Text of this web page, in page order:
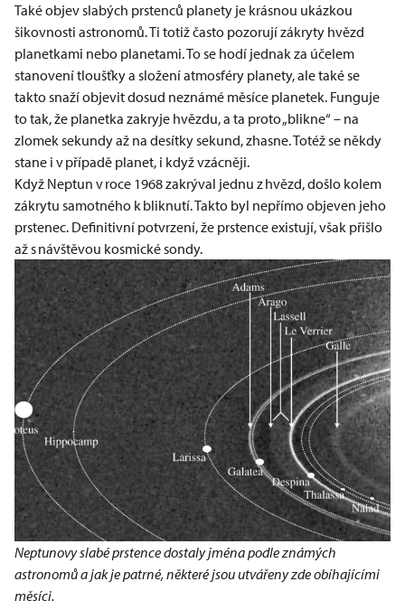
Také objev slabých prstenců planety je krásnou ukázkou
šikovnosti astronomů. Ti totiž často pozorují zákryty hvězd
planetkami nebo planetami. To se hodí jednak za účelem
stanovení tloušťky a složení atmosféry planety, ale také se
takto snaží objevit dosud neznámé měsíce planetek. Funguje
to tak, že planetka zakryje hvězdu, a ta proto „blikne“ – na
zlomek sekundy až na desítky sekund, zhasne. Totéž se někdy
stane i v případě planet, i když vzácněji.
Když Neptun v roce 1968 zakrýval jednu z hvězd, došlo kolem
zákrytu samotného k bliknutí. Takto byl nepřímo objeven jeho
prstenec. Definitivní potvrzení, že prstence existují, však přišlo
až s návštěvou kosmické sondy.
Neptunovy slabé prstence dostaly jména podle známých
astronomů a jak je patrné, některé jsou utvářeny zde obíhajícími
měsíci.